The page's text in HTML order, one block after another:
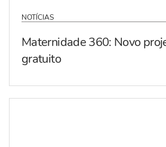
NOTÍCIAS
Maternidade 360: Novo
gratuito